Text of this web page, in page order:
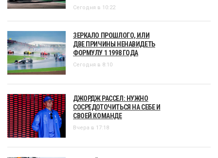
Сегодня в 10:22
ЗЕРКАЛО ПРОШЛОГО, ИЛИ
ДВЕ ПРИЧИНЫ НЕНАВИДЕТЬ
ФОРМУЛУ 1 1998 ГОДА
Сегодня в 8:10
ДЖОРДЖ РАССЕЛ: НУЖНО
СОСРЕДОТОЧИТЬСЯ НА СЕБЕ И
СВОЕЙ КОМАНДЕ
Вчера в 17:18